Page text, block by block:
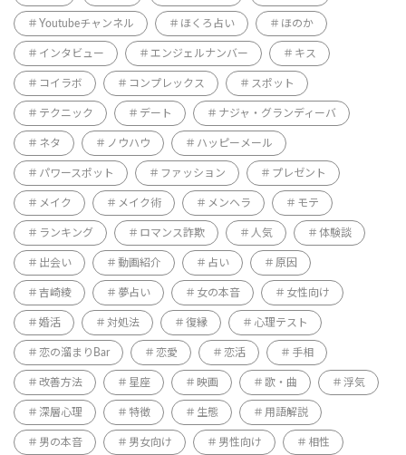
Youtubeチャンネル ほくろ占い ほのか
インタビュー エンジェルナンバー キス
コイラボ コンプレックス スポット
テクニック デート ナジャ・グランディーバ
ネタ ノウハウ ハッピーメール
パワースポット ファッション プレゼント
メイク メイク術 メンヘラ モテ
ランキング ロマンス詐欺 人気 体験談
出会い 動画紹介 占い 原因
吉崎綾 夢占い 女の本音 女性向け
婚活 対処法 復縁 心理テスト
恋の溜まりBar 恋愛 恋活 手相
改善方法 星座 映画 歌・曲 浮気
深層心理 特徴 生態 用語解説
男の本音 男女向け 男性向け 相性